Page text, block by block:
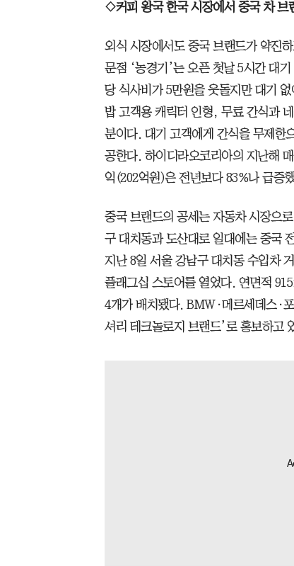
◇커피 왕국 한국 시장에서 중국 차 브
외식 시장에서도 중국 브랜드가 약진
문점 ‘농경기’는 오픈 첫날 5시간 대
당 식사비가 5만원을 웃돌지만 대기
밥 고객용 캐릭터 인형, 무료 간식과
분이다. 대기 고객에게 간식을 무제한
공한다. 하이디라오코리아의 지난해
익(202억원)은 전년보다 83%나 급증
중국 브랜드의 공세는 자동차 시장으
구 대치동과 도산대로 일대에는 중국
지난 8일 서울 강남구 대치동 수입차
플래그십 스토어를 열었다. 연면적
4개가 배치됐다. BMW·메르세데스·
셔리 테크놀로지 브랜드’로 홍보하고